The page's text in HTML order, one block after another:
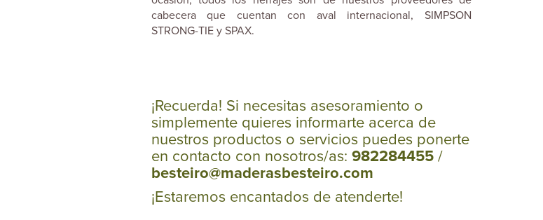
cabecera que cuentan con aval internacional, SIMPSON
STRONG-TIE y SPAX.
¡Recuerda! Si necesitas asesoramiento o
simplemente quieres informarte acerca de
nuestros productos o servicios puedes ponerte
en contacto con nosotros/as: 982284455/
besteiro@maderasbesteiro.com
¡Estaremos encantados de atenderte!